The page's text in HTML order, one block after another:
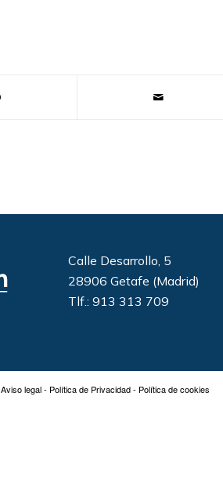
Calle Desarrollo, 5
28906 Getafe (Madrid)
Tlf.: 913 313 709
Aviso legal- Política de Privacidad- Política de cookies